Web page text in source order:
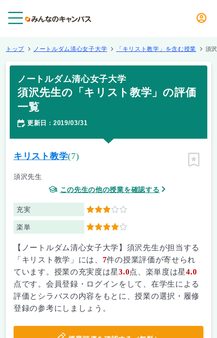
トップ ノートルダム清心女子大学 「キリスト教学」を含む授業 須
ノートルダム清心女子大学
須沢先生の「キリスト教学」の評価
一覧
更新日 ： 2019/03/31
キリスト教学(7)
須沢先生
この先生の他の授業を確認する
充実 3
楽単 4
ピン留
【ノートルダム清心女子大学】須沢先生が担当する
「キリスト教学」には、 7件の授業評価が寄せられ
ています。授業の充実度は星3.0点、楽単度は星4.0
点です。会員登録・ログインをして、在学生による
評価とシラバスの内容をもとに、授業の選択・履修
登録の参考にしましょう。